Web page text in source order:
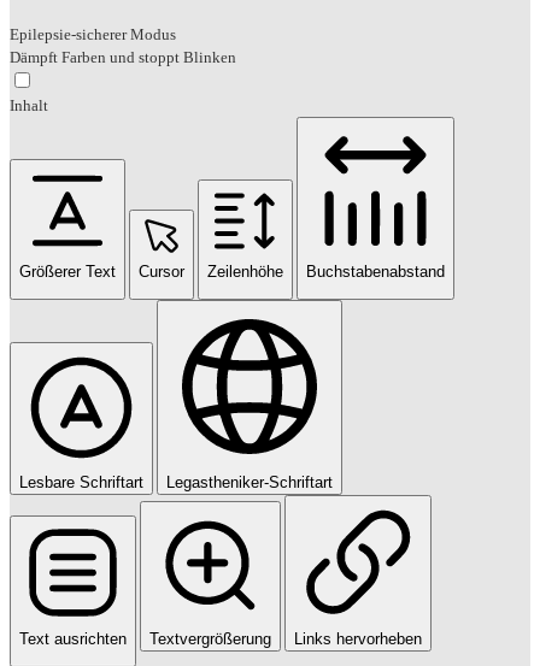
Epilepsie-sicherer Modus
Dämpft Farben und stoppt Blinken
Inhalt
Größerer Text Cursor Zeilenhöhe Buchstabenabstand
Lesbare Schriftart Legastheniker-Schriftart
Text ausrichten Textvergrößerung Links hervorheben